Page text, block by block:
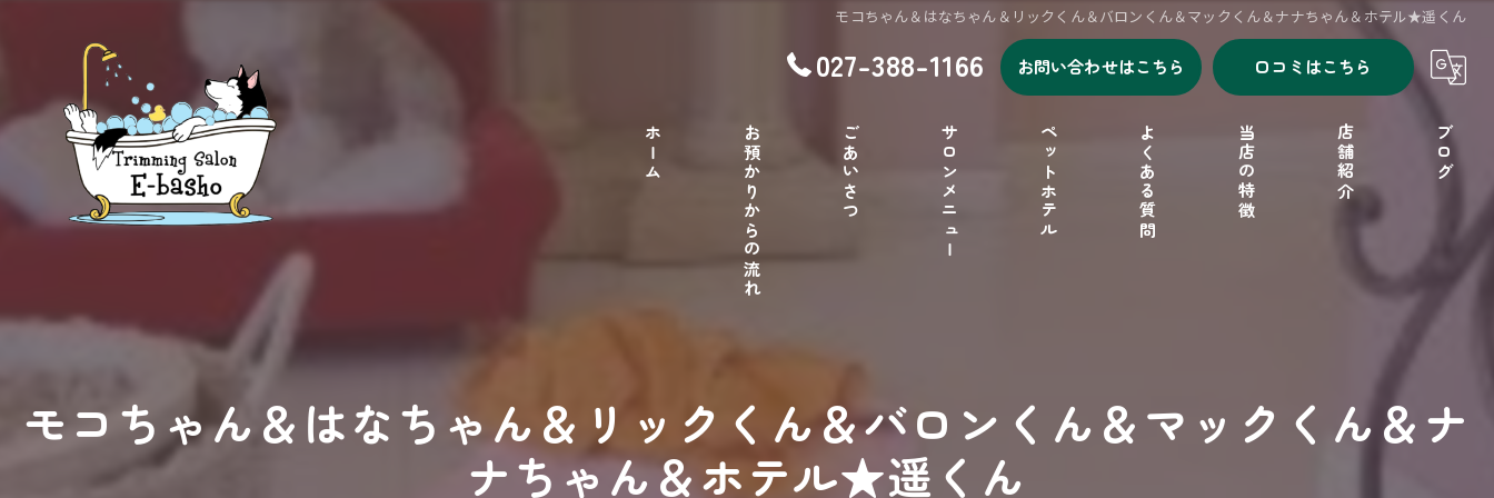
モコちゃん＆はなちゃん＆リックくん＆バロンくん＆マックくん＆ナナちゃん＆ホテル★遥くん
027-388-1166 お問い合わせはこちら 口コミはこちら
ホーム お預かりからの流れ ごあいさつ サロンメニュー ペットホテル よくある質問 当店の特徴
フリーゲージ
店舗紹介 ブログ
モコちゃん＆はなちゃん＆リックくん＆バロンくん＆マックくん＆ナ
ナちゃん＆ホテル★遥くん